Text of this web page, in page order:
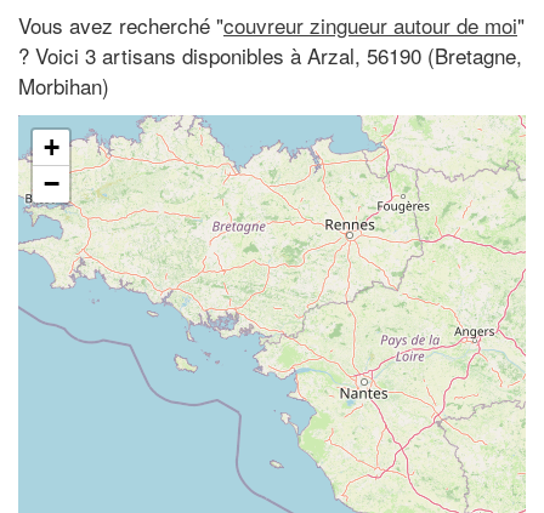
Vous avez recherché "couvreur zingueur autour de moi"
? Voici 3 artisans disponibles à Arzal, 56190 (Bretagne,
Morbihan)
+
−